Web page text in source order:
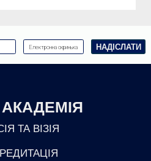
ТА ВІЗІЯ